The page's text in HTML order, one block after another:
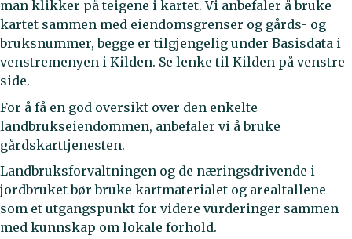
man klikker på teigene i kartet. Vi anbefaler å bruke
kartet sammen med eiendomsgrenser og gårds- og
bruksnummer, begge er tilgjengelig under Basisdata i
venstremenyen i Kilden. Se lenke til Kilden på venstre
side.
For å få en god oversikt over den enkelte
landbrukseiendommen, anbefaler vi å bruke
gårdskarttjenesten.
Landbruksforvaltningen og de næringsdrivende i
jordbruket bør bruke kartmaterialet og arealtallene
som et utgangspunkt for videre vurderinger sammen
med kunnskap om lokale forhold.